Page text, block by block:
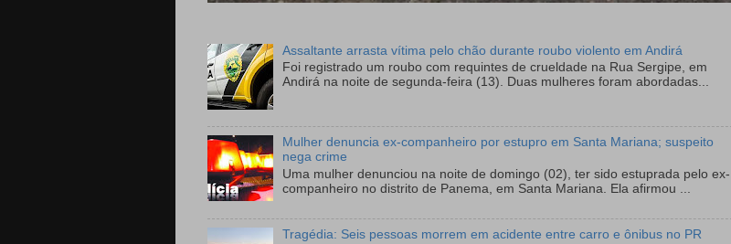
Assaltante arrasta vítima pelo chão durante roubo violento em Andirá
Foi registrado um roubo com requintes de crueldade na Rua Sergipe, em
Andirá na noite de segunda-feira (13). Duas mulheres foram abordadas...
Mulher denuncia ex-companheiro por estupro em Santa Mariana; suspeito
nega crime
Uma mulher denunciou na noite de domingo (02), ter sido estuprada pelo ex-
companheiro no distrito de Panema, em Santa Mariana. Ela afirmou ...
Tragédia: Seis pessoas morrem em acidente entre carro e ônibus no PR